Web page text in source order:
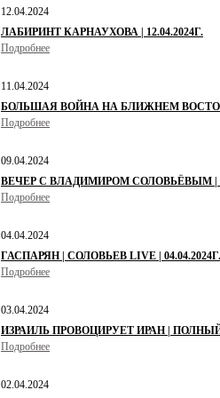
12.04.2024
ЛАБИРИНТ КАРНАУХОВА | 12.04.2024Г.
Подробнее
11.04.2024
БОЛЬШАЯ ВОЙНА НА БЛИЖНЕМ
Подробнее
09.04.2024
ВЕЧЕР С ВЛАДИМИРОМ СОЛОВЬЁВЫМ |
Подробнее
04.04.2024
ГАСПАРЯН | СОЛОВЬЕВ LIVE | 04.04.2024Г.
Подробнее
03.04.2024
ИЗРАИЛЬ ПРОВОЦИРУЕТ ИРАН |
Подробнее
02.04.2024